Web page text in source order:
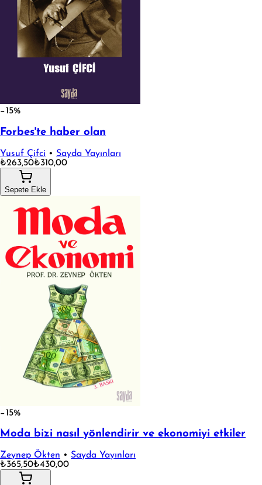
−15%
Forbes'te haber olan
Yusuf Çifci • Sayda Yayınları
₺263,50₺310,00
Sepete Ekle
−15%
Moda bizi nasıl yönlendirir ve ekonomiyi etkiler
Zeynep Ökten • Sayda Yayınları
₺365,50₺430,00